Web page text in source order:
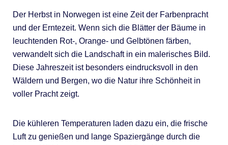
Der Herbst in Norwegen ist eine Zeit der Farbenpracht
und der Erntezeit. Wenn sich die Blätter der Bäume in
leuchtenden Rot-, Orange- und Gelbtönen färben,
verwandelt sich die Landschaft in ein malerisches Bild.
Diese Jahreszeit ist besonders eindrucksvoll in den
Wäldern und Bergen, wo die Natur ihre Schönheit in
voller Pracht zeigt.
Die kühleren Temperaturen laden dazu ein, die frische
Luft zu genießen und lange Spaziergänge durch die